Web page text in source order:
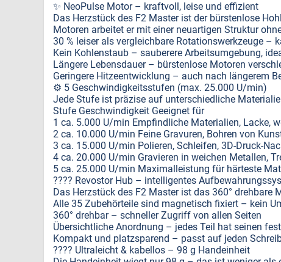
✨ NeoPulse Motor – kraftvoll, leise und effizient
Das Herzstück des F2 Master ist der bürstenlose
Motoren arbeitet er mit einer neuartigen Struktur
30 % leiser als vergleichbare Rotationswerkzeuge –
Kein Kohlenstaub – sauberere Arbeitsumgebung,
Längere Lebensdauer – bürstenlose Motoren
Geringere Hitzeentwicklung – auch nach längerem
⚙️ 5 Geschwindigkeitsstufen (max. 25.000 U/min)
Jede Stufe ist präzise auf unterschiedliche
Stufe Geschwindigkeit Geeignet für
1 ca. 5.000 U/min Empfindliche Materialien, Lacke,
2 ca. 10.000 U/min Feine Gravuren, Bohren von
3 ca. 15.000 U/min Polieren, Schleifen, 3D-Druck-
4 ca. 20.000 U/min Gravieren in weichen Metallen,
5 ca. 25.000 U/min Maximalleistung für härteste
???? Revostor Hub – intelligentes
Das Herzstück des F2 Master ist das 360° drehbare
Alle 35 Zubehörteile sind magnetisch fixiert – kein
360° drehbar – schneller Zugriff von allen Seiten
Übersichtliche Anordnung – jedes Teil hat seinen
Kompakt und platzsparend – passt auf jeden
???? Ultraleicht & kabellos – 98 g Handeinheit